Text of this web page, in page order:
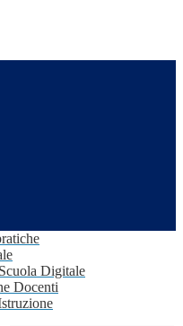
Digitale
Docenti